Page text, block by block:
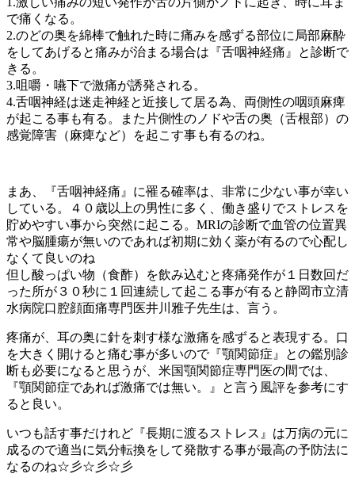
で痛くなる。
2.のどの奥を綿棒で触れた時に痛みを感ずる部位に局部麻酔
をしてあげると痛みが治まる場合は『舌咽神経痛』と診断で
きる。
3.咀嚼・嚥下で激痛が誘発される。
4.舌咽神経は迷走神経と近接して居る為、両側性の咽頭麻痺
が起こる事も有る。また片側性のノドや舌の奥（舌根部）の
感覚障害（麻痺など）を起こす事も有るのね。
まあ、『舌咽神経痛』に罹る確率は、非常に少ない事が幸い
している。４０歳以上の男性に多く、働き盛りでストレスを
貯めやすい事から突然に起こる。MRIの診断で血管の位置異
常や脳腫瘍が無いのであれば初期に効く薬が有るので心配し
なくて良いのね
但し酸っぱい物（食酢）を飲み込むと疼痛発作が１日数回だ
った所が３０秒に１回連続して起こる事が有ると静岡市立清
水病院口腔顔面痛専門医井川雅子先生は、言う。
疼痛が、耳の奥に針を刺す様な激痛を感ずると表現する。口
を大きく開けると痛む事が多いので『顎関節症』との鑑別診
断も必要になると思うが、米国顎関節症専門医の間では、
『顎関節症であれば激痛では無い。』と言う風評を参考にす
ると良い。
いつも話す事だけれど『長期に渡るストレス』は万病の元に
成るので適当に気分転換をして発散する事が最高の予防法に
なるのね☆彡☆彡☆彡